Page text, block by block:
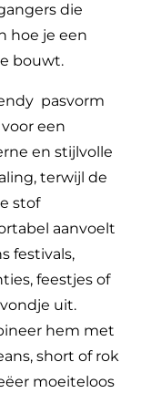
die
hoe je een
bouwt.
pasvorm
een
en stijlvolle
terwijl de
stof
aanvoelt
festivals,
feestjes of
uit.
hem met
short of rok
moeiteloos